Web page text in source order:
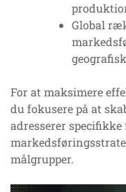
Global
For at maksimere
du fokusere på at
adresserer
målgrupper.